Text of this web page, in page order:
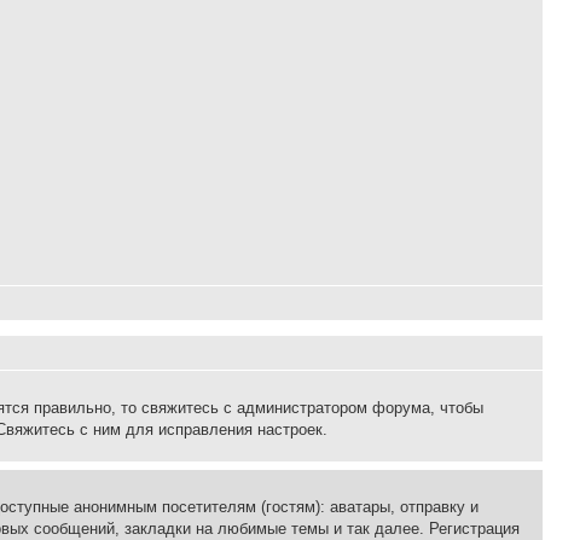
правильно, то свяжитесь с администратором форума, чтобы
с ним для исправления настроек.
анонимным посетителям (гостям): аватары, отправку и
сообщений, закладки на любимые темы и так далее. Регистрация